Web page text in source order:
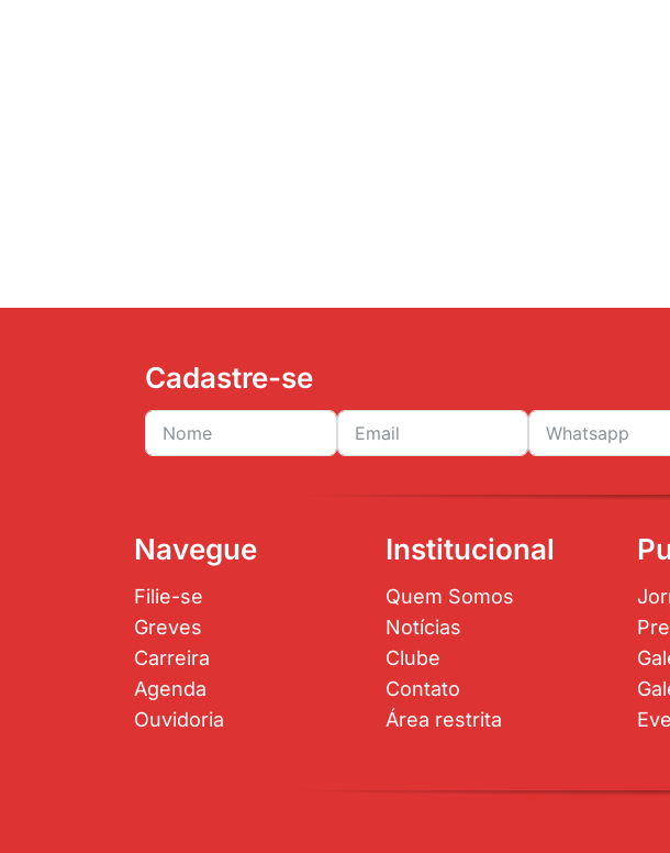
Cadastre-se
Navegue
Filie-se
Greves
Carreira
Agenda
Ouvidoria
Institucional
Quem Somos
Notícias
Clube
Contato
Área restrita